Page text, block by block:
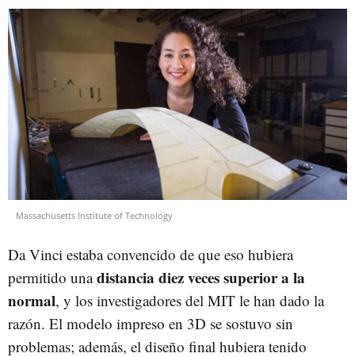
Massachusetts Institute of Technology
Da Vinci estaba convencido de que eso hubiera
permitido unadistancia diez veces superior a la
normal, y los investigadores del MIT le han dado la
razón. El modelo impreso en 3D se sostuvo sin
problemas; además, el diseño final hubiera tenido